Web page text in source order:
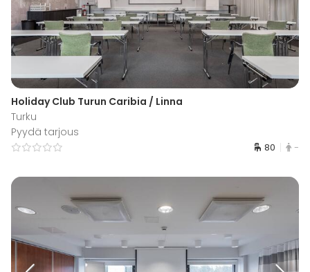
Holiday Club Turun Caribia / Linna
Turku
Pyydä tarjous
80 -